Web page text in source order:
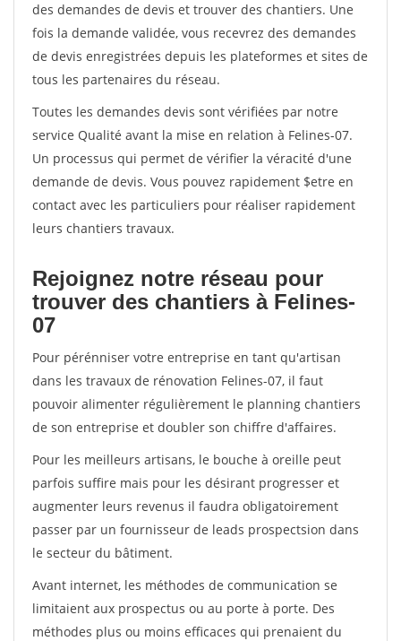
des demandes de devis et trouver des chantiers. Une
fois la demande validée, vous recevrez des demandes
de devis enregistrées depuis les plateformes et sites de
tous les partenaires du réseau.
Toutes les demandes devis sont vérifiées par notre
service Qualité avant la mise en relation à Felines-07.
Un processus qui permet de vérifier la véracité d'une
demande de devis. Vous pouvez rapidement $etre en
contact avec les particuliers pour réaliser rapidement
leurs chantiers travaux.
Rejoignez notre réseau pour
trouver des chantiers à Felines-
07
Pour pérénniser votre entreprise en tant qu'artisan
dans les travaux de rénovation Felines-07, il faut
pouvoir alimenter régulièrement le planning chantiers
de son entreprise et doubler son chiffre d'affaires.
Pour les meilleurs artisans, le bouche à oreille peut
parfois suffire mais pour les désirant progresser et
augmenter leurs revenus il faudra obligatoirement
passer par un fournisseur de leads prospectsion dans
le secteur du bâtiment.
Avant internet, les méthodes de communication se
limitaient aux prospectus ou au porte à porte. Des
méthodes plus ou moins efficaces qui prenaient du